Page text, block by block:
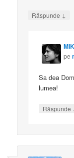
Răspunde ↓
pe
Sa dea
lumea!
Răspunde